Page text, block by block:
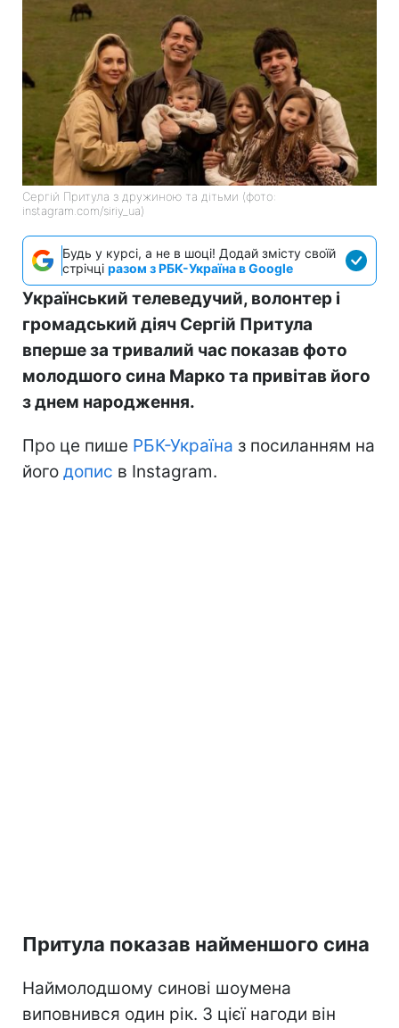
Сергій Притула з дружиною та дітьми (фото:
instagram.com/siriy_ua)
Будь у курсі, а не в шоці! Додай змісту своїй
стрічці разом з РБК-Україна в Google
Український телеведучий, волонтер і
громадський діяч Сергій Притула
вперше за тривалий час показав фото
молодшого сина Марко та привітав його
з днем народження.
Про це пише РБК-Україна з посиланням на
його допис в Instagram.
Притула показав найменшого сина
Наймолодшому синові шоумена
виповнився один рік. З цієї нагоди він